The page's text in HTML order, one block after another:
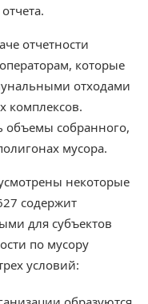
отчетности
которые
отходами
комплексов.
объемы собранного,
мусора.
некоторые
содержит
для субъектов
по мусору
условий: